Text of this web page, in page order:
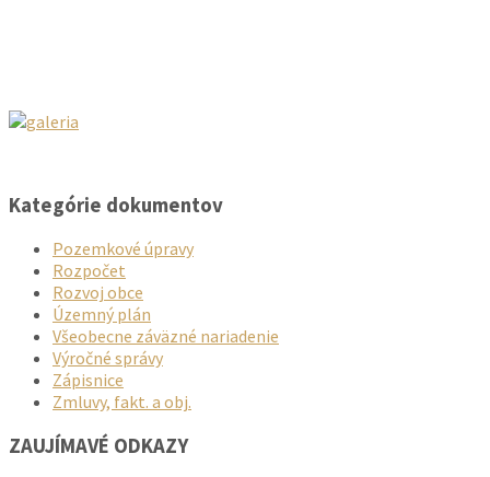
Kategórie dokumentov
Pozemkové úpravy
Rozpočet
Rozvoj obce
Územný plán
Všeobecne záväzné nariadenie
Výročné správy
Zápisnice
Zmluvy, fakt. a obj.
ZAUJÍMAVÉ ODKAZY